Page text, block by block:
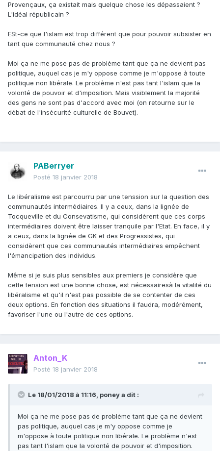
Provençaux, ça existait mais quelque chose les dépassaient ?
L'idéal républicain ?
ESt-ce que l'islam est trop différent que pour pouvoir subsister en
tant que communauté chez nous ?
Moi ça ne me pose pas de problème tant que ça ne devient pas
politique, auquel cas je m'y oppose comme je m'oppose à toute
politique non libérale. Le problème n'est pas tant l'islam que la
volonté de pouvoir et d'imposition. Mais visiblement la majorité
des gens ne sont pas d'accord avec moi (on retourne sur le
débat de l'insécurité culturelle de Bouvet).
PABerryer
Posté 18 janvier 2018
Le libéralisme est parcourru par une tenssion sur la question des
communautés intermédiaires. Il y a ceux, dans la lignée de
Tocqueville et du Consevatisme, qui considèrent que ces corps
intermédiaires doivent être laisser tranquile par l'Etat. En face, il y
a ceux, dans la lignée de GK et des Progressistes, qui
considèrent que ces communautés intermédiaires empêchent
l'émancipation des individus.
Même si je suis plus sensibles aux premiers je considère que
cette tension est une bonne chose, est nécessairesà la vitalité du
libéralisme et qu'il n'est pas possible de se contenter de ces
deux options. En fonction des situations il faudra, modérément,
favoriser l'une ou l'autre de ces options.
Anton_K
Posté 18 janvier 2018
Le 18/01/2018 à 11:16, poneya dit :
Moi ça ne me pose pas de problème tant que ça ne devient
pas politique, auquel cas je m'y oppose comme je
m'oppose à toute politique non libérale. Le problème n'est
pas tant l'islam que la volonté de pouvoir et d'imposition.